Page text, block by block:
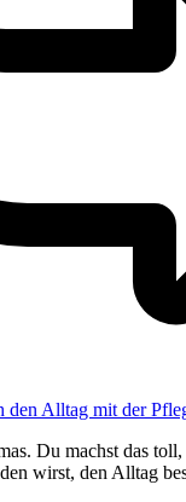
Alltag mit der
Du machst das
wirst, den Alltag